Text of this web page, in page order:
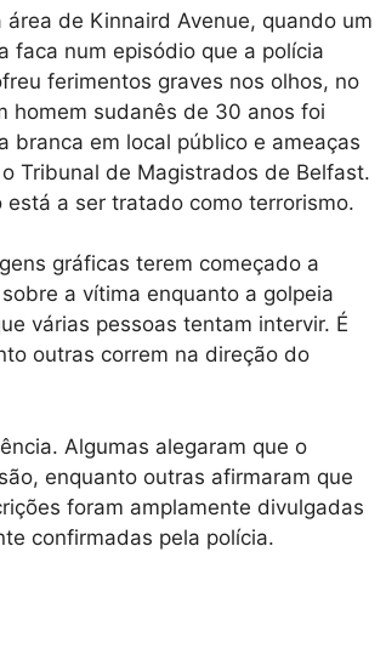
de Kinnaird Avenue, quando um
faca num episódio que a polícia
ferimentos graves nos olhos, no
homem sudanês de 30 anos foi
branca em local público e ameaças
Tribunal de Magistrados de Belfast.
a ser tratado como terrorismo.
gráficas terem começado a
a vítima enquanto a golpeia
várias pessoas tentam intervir. É
outras correm na direção do
Algumas alegaram que o
enquanto outras afirmaram que
foram amplamente divulgadas
confirmadas pela polícia.